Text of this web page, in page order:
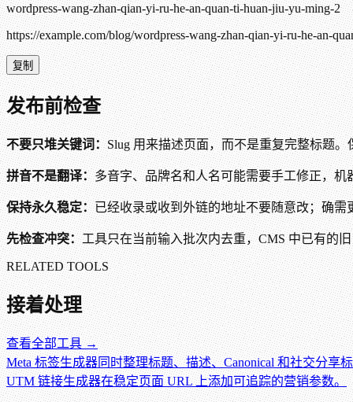
wordpress-wang-zhan-qian-yi-ru-he-an-quan-ti-huan-jiu-yu-ming-2
https://example.com/blog/wordpress-wang-zhan-qian-yi-ru-he-an-
复制
发布前检查
不要只堆关键词：Slug 用来描述页面，而不是重复完整标题
拼音不是翻译：多音字、品牌名和人名可能需要手工修正，机
保持永久稳定：已经收录或收到外链的地址不要随意改；确需
先检查冲突：工具只在当前输入批次内去重，CMS 中已有的
RELATED TOOLS
接着处理
查看全部工具 →
Meta 标签生成器同时整理标题、描述、Canonical 和社交分享
UTM 链接生成器在稳定页面 URL 上添加可追踪的营销参数。